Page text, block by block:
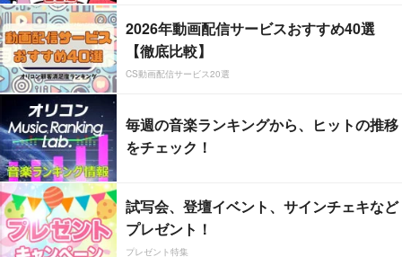
2026年動画配信サービスおすすめ40選
【徹底比較】
CS動画配信サービス20選
毎週の音楽ランキングから、ヒットの推移
をチェック！
試写会、登壇イベント、サインチェキなど
プレゼント！
プレゼント特集